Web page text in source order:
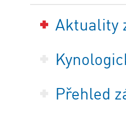
Aktuality
Přehled